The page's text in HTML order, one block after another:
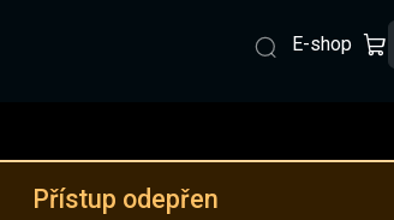
E-shop
Přístup odepřen